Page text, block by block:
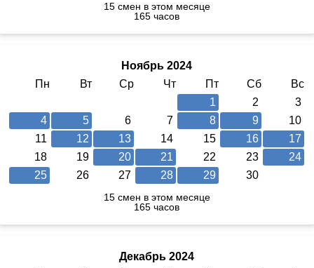
15 смен в этом месяце
165 часов
Ноябрь 2024
Пн
Вт Ср Чт Пт Сб
Вс
1
2
3
4
5 6 7 8 9
10
11
12 13 14 15 16
17
18
19 20 21 22 23
24
25
26 27 28 29 30
15 смен в этом месяце
165 часов
Декабрь 2024